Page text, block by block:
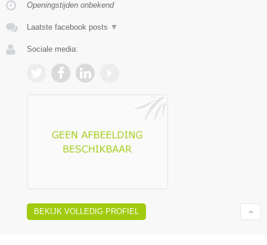
Openingstijden onbekend
Laatste facebook posts ▼
Sociale media:
BEKIJK VOLLEDIG PROFIEL